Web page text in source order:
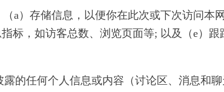
a）存储信息，以便你在此次或下次访问
标，如访客总数、浏览页面等; 以及（e）
的任何个人信息或内容（讨论区、消息和